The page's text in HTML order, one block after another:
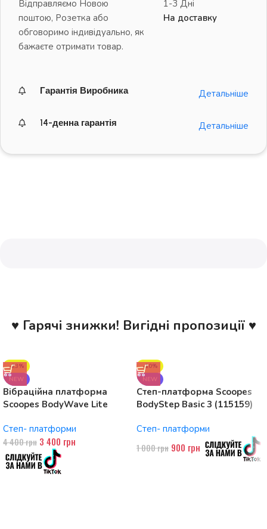
Відправляємо Новою
поштою, Розетка або
обговоримо індивідуально, як
бажаєте отримати товар.
1-3 Дні
На доставку
Гарантія Виробника Детальніше
14-денна гарантія Детальніше
♥ Гарячі знижки! Вигідні пропозиції ♥
-23%
NEW
Вібраційна платформа
Scoopes BodyWave Lite
Степ- платформи
4 400грн 3 400 грн
-10%
NEW
Степ-платформа Scoopes
BodyStep Basic 3 (115159)
рівні
Степ- платформи
1 000грн 900 грн